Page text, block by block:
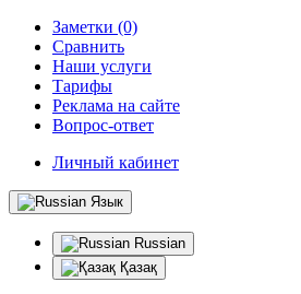
Заметки (0)
Сравнить
Наши услуги
Тарифы
Реклама на сайте
Вопрос-ответ
Личный кабинет
Язык
Russian
Қазақ